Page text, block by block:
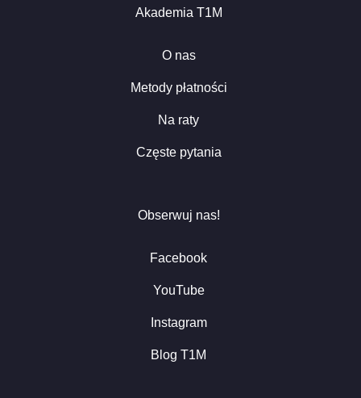
Akademia T1M
O nas
Metody płatności
Na raty
Częste pytania
Obserwuj nas!
Facebook
YouTube
Instagram
Blog T1M